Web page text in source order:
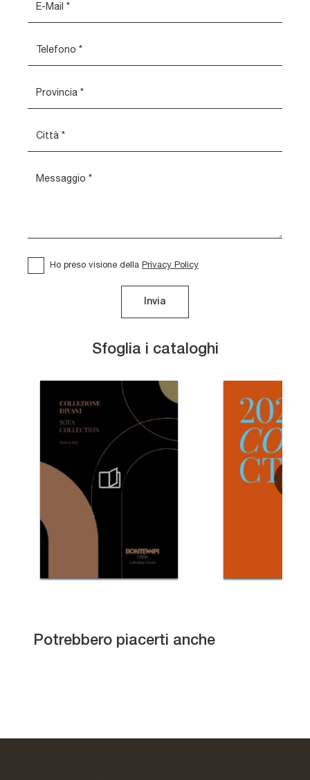
Sfoglia i cataloghi
Ho preso visione della Privacy Policy
Invia
Potrebbero piacerti anche
Bacio Light
Bali Kompact